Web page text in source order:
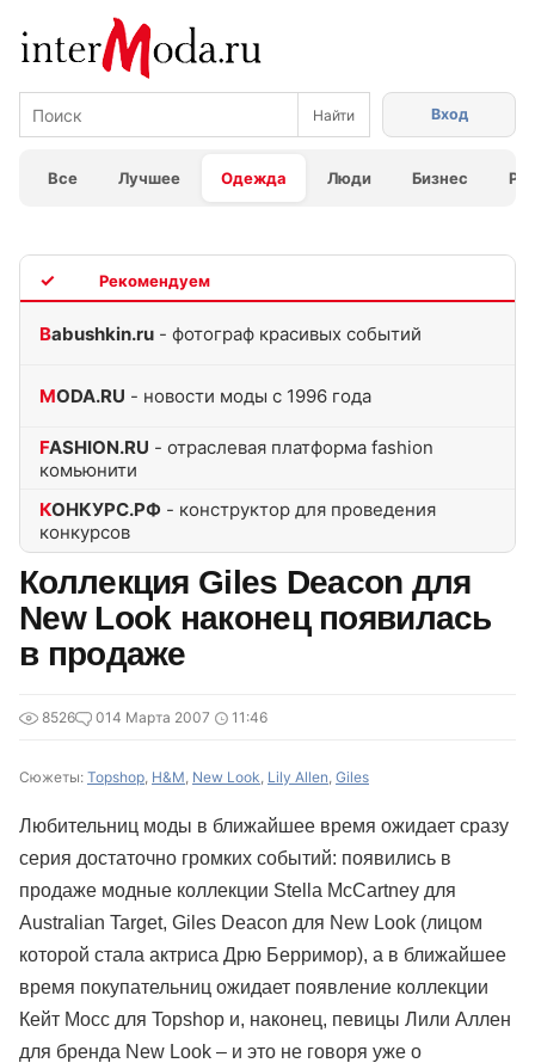
Все Лучшее Одежда Люди Бизнес
Вход
Babushkin.ru - фотограф красивых событий
MODA.RU - новости моды с 1996 года
FASHION.RU - отраслевая платформа fashion
комьюнити
КОНКУРС.РФ - конструктор для проведения
конкурсов
Коллекция Giles Deacon для
New Look наконец появилась
в продаже
8526 014 Марта 2007 11:46
Сюжеты: Topshop, H&M, New Look, Lily Allen, Giles
Любительниц моды в ближайшее время ожидает сразу
серия достаточно громких событий: появились в
продаже модные коллекции Stella McCartney для
Australian Target, Giles Deacon для New Look (лицом
которой стала актриса Дрю Берримор), а в ближайшее
время покупательниц ожидает появление коллекции
Кейт Мосс для Topshop и, наконец, певицы Лили Аллен
для бренда New Look – и это не говоря уже о